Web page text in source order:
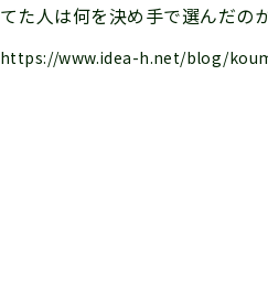
てた人は何を決め手で選んだ
https://www.idea-h.net/blog/